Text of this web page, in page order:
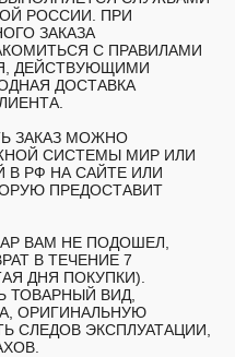
РОССИИ. ПРИ
ЗАКАЗА
С ПРАВИЛАМИ
ДЕЙСТВУЮЩИМИ
ДОСТАВКА
ЗАКАЗ МОЖНО
СИСТЕМЫ МИР ИЛИ
РФ НА САЙТЕ ИЛИ
ПРЕДОСТАВИТ
ВАМ НЕ ПОДОШЕЛ,
В ТЕЧЕНИЕ 7
ДНЯ ПОКУПКИ).
ТОВАРНЫЙ ВИД,
ОРИГИНАЛЬНУЮ
СЛЕДОВ ЭКСПЛУАТАЦИИ,